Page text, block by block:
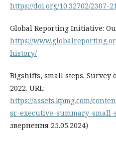
https://doi.org/10.32702/2307-
Global Reporting Initiative:
https://
history/
Bigshifts, small steps.
2022. URL:
https://assets.kpmg.com/
sr-executive-summary-
звернення 25.05.2024)